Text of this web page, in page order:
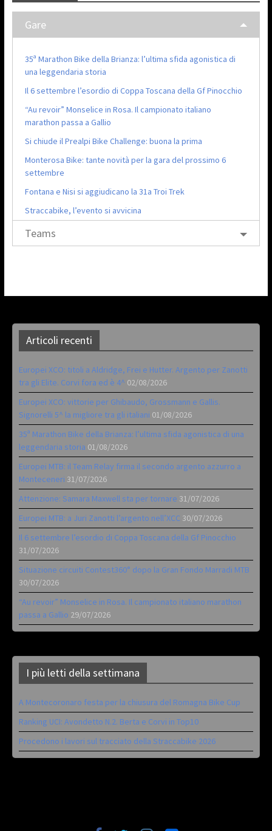
Gare
35ª Marathon Bike della Brianza: l’ultima sfida agonistica di
una leggendaria storia
Il 6 settembre l’esordio di Coppa Toscana della Gf Pinocchio
“Au revoir” Monselice in Rosa. Il campionato italiano
marathon passa a Gallio
Si chiude il Prealpi Bike Challenge: buona la prima
Monterosa Bike: tante novità per la gara del prossimo 6
settembre
Fontana e Nisi si aggiudicano la 31a Troi Trek
Straccabike, l’evento si avvicina
Teams
Articoli recenti
Europei XCO: titoli a Aldridge, Frei e Hutter. Argento per Zanotti
tra gli Elite. Corvi fora ed è 4^ 02/08/2026
Europei XCO: vittorie per Ghibaudo, Grossmann e Gallis.
Signorelli 5^ la migliore tra gli italiani 01/08/2026
35ª Marathon Bike della Brianza: l’ultima sfida agonistica di una
leggendaria storia 01/08/2026
Europei MTB: il Team Relay firma il secondo argento azzurro a
Monteceneri 31/07/2026
Attenzione: Samara Maxwell sta per tornare 31/07/2026
Europei MTB: a Juri Zanotti l’argento nell’XCC 30/07/2026
Il 6 settembre l’esordio di Coppa Toscana della Gf Pinocchio
31/07/2026
Situazione circuiti Contest360° dopo la Gran Fondo Marradi MTB
30/07/2026
“Au revoir” Monselice in Rosa. Il campionato italiano marathon
passa a Gallio 29/07/2026
I più letti della settimana
A Montecoronaro festa per la chiusura del Romagna Bike Cup
Ranking UCI: Avondetto N.2. Berta e Corvi in Top10
Procedono i lavori sul tracciato della Straccabike 2026